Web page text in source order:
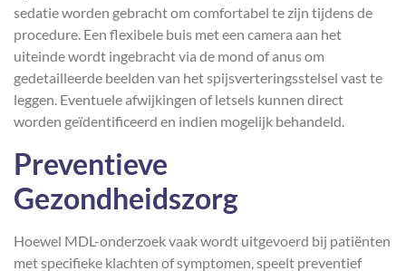
sedatie worden gebracht om comfortabel te zijn tijdens de
procedure. Een flexibele buis met een camera aan het
uiteinde wordt ingebracht via de mond of anus om
gedetailleerde beelden van het spijsverteringsstelsel vast te
leggen. Eventuele afwijkingen of letsels kunnen direct
worden geïdentificeerd en indien mogelijk behandeld.
Preventieve
Gezondheidszorg
Hoewel MDL-onderzoek vaak wordt uitgevoerd bij patiënten
met specifieke klachten of symptomen, speelt preventief